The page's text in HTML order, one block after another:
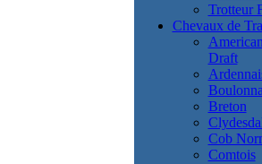
Trotteur
Chevaux de
Draft
Breton
Cob
Comtois